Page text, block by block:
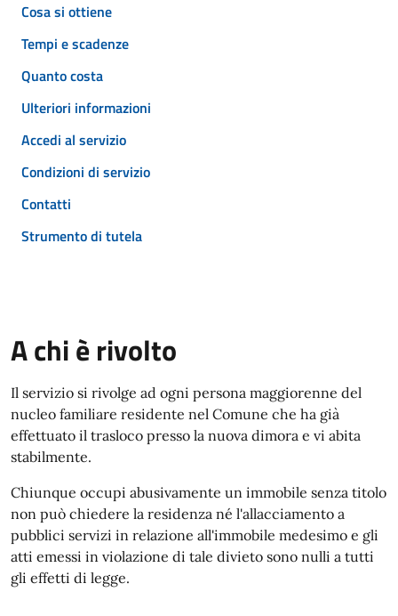
Cosa si ottiene
Tempi e scadenze
Quanto costa
Ulteriori informazioni
Accedi al servizio
Condizioni di servizio
Contatti
Strumento di tutela
A chi è rivolto
Il servizio si rivolge ad ogni persona maggiorenne del
nucleo familiare residente nel Comune che ha già
effettuato il trasloco presso la nuova dimora e vi abita
stabilmente.
Chiunque occupi abusivamente un immobile senza titolo
non può chiedere la residenza né l'allacciamento a
pubblici servizi in relazione all'immobile medesimo e gli
atti emessi in violazione di tale divieto sono nulli a tutti
gli effetti di legge.